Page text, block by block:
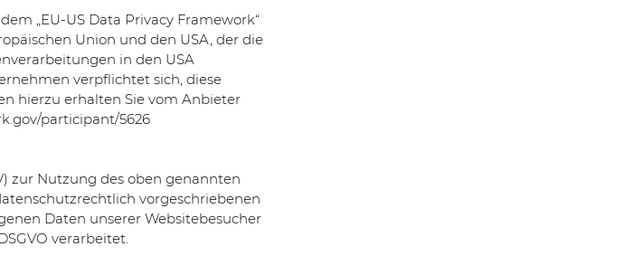
„EU-US Data Privacy Framework“
Union und den USA, der die
in den USA
verpflichtet sich, diese
hierzu erhalten Sie vom Anbieter
participant/5626
zur Nutzung des oben genannten
vorgeschriebenen
Daten unserer Websitebesucher
verarbeitet.